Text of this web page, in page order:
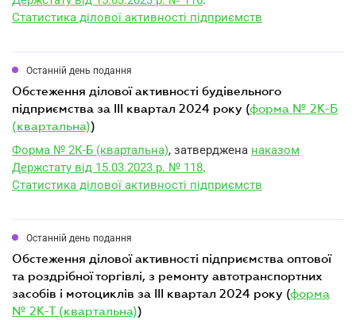
Статистика ділової активності підприємств
Останній день подання
обстеження ділової активності будівельного
підприємства за III квартал 2024 року (форма № 2К-Б
(квартальна))
Форма № 2К-Б (квартальна), затверджена наказом
Держстату від 15.03.2023 р. № 118.
Статистика ділової активності підприємств
Останній день подання
обстеження ділової активності підприємства оптової
та роздрібної торгівлі, з ремонту автотранспортних
засобів і мотоциклів за III квартал 2024 року (форма
№ 2К-Т (квартальна))